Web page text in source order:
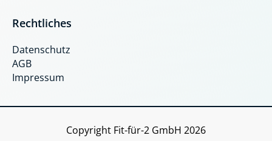
c
e
b
o
o
s
t
a
g
r
a
Rechtliches
Datenschutz
AGB
Impressum
Copyright Fit-für-2 GmbH 2026